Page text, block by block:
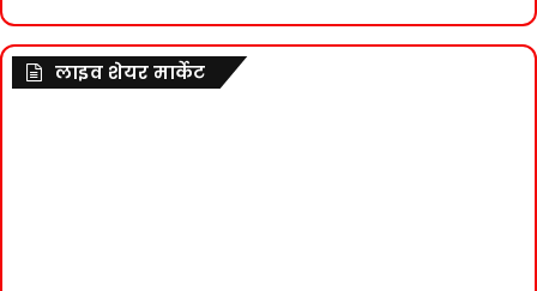
लाइव शेयर मार्केट